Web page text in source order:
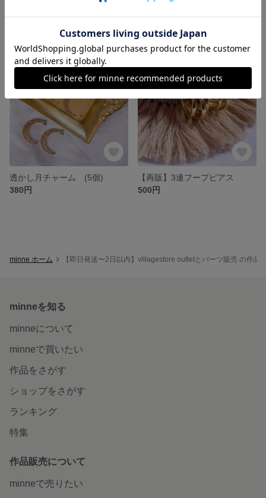
550円
星チャーム (10個)
480円
透かし月チャーム (5個)
380円
【再販】3連フープピアス
500円
minne ホーム 【即日発送〜2日以内】villagestore outletとパーツ販売 の作品
minneを知る
minneについて
minneで買いたい
作品をさがす
ショップをさがす
ランキング
特集
作品販売について
minneで売りたい